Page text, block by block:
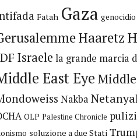
Fatah Gaza genocidio
Haaretz
Israele la grande marcia
East Eye
Nakba
OLP Palestine Chronicle
soluzione a due Stati